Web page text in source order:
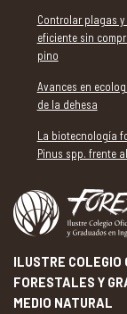
Controlar plagas
eficiente sin
pino
Avances en
de la dehesa
La biotecnología
Pinus spp. frente
ILUSTRE COLEGIO
FORESTALES Y
MEDIO NATURAL